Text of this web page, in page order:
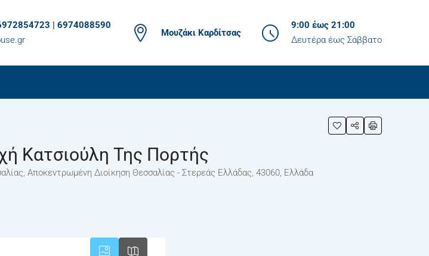
| 6974088590
Μουζάκι Καρδίτσας
9:00 έως 21:00
Δευτέρα έως Σάββατο
Κατσιούλη Της Πορτής
Αποκεντρωμένη Διοίκηση Θεσσαλίας - Στερεάς Ελλάδας, 43060, Ελλάδα